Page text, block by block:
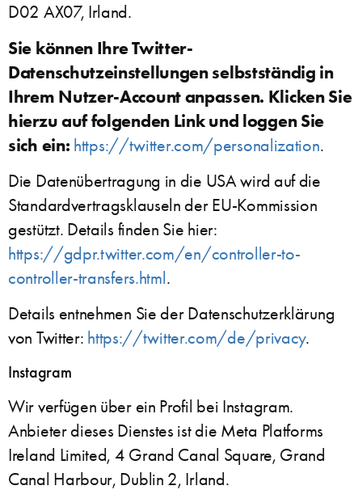
D02 AX07, Irland.
Sie können Ihre Twitter-
Datenschutzeinstellungen selbstständig in
Ihrem Nutzer-Account anpassen. Klicken Sie
hierzu auf folgenden Link und loggen Sie
sich ein: https://twitter.com/personalization.
Die Datenübertragung in die USA wird auf die
Standardvertragsklauseln der EU-Kommission
gestützt. Details finden Sie hier:
https://gdpr.twitter.com/en/controller-to-
controller-transfers.html.
Details entnehmen Sie der Datenschutzerklärung
von Twitter: https://twitter.com/de/privacy.
Instagram
Wir verfügen über ein Profil bei Instagram.
Anbieter dieses Dienstes ist die Meta Platforms
Ireland Limited, 4 Grand Canal Square, Grand
Canal Harbour, Dublin 2, Irland.